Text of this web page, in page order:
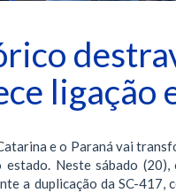
ligação
e o Paraná vai
Neste sábado
a duplicação da SC-